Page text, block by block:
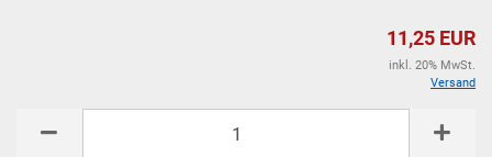
11,25 EUR
inkl. 20% MwSt.
Versand